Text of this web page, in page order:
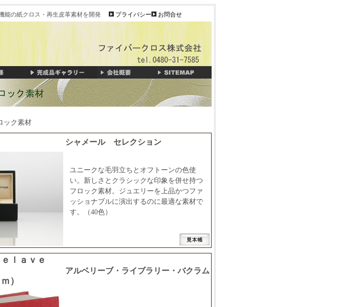
能の紙クロス・再生皮革素材を開発 プライバシー お問合せ
ック素材
シャメール セレクション
ユニークな毛羽立ちとオフトーンの色使
い。新しさとクラシックな印象を併せ持つ
フロック素材。ジュエリーを上品かつファ
ッショナブルに演出するのに最適な素材で
す。（40色）
ｅｌａｖｅ
）
アルベリーブ・ライブラリー・バクラム